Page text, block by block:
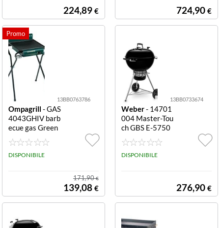
224,89 €
becue che rivolu
odo tradizionale
di cuocere alla g
riglia.
724,90 €
13BB0763786
Ompagrill - GAS
4043GHIV barb
ecue gas Green
Line pieghevole
43x40 cm piegh
evole
DISPONIBILE
171,90€
139,08 €
13BB0733674
Weber- 14701
004 Master-Tou
ch GBS E-5750
grill carbone 57
cm Gbs E 5750
DISPONIBILE
276,90 €